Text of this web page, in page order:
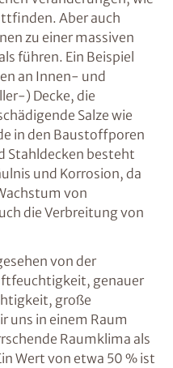
der Bausubstanz
die im Baustoff
Möglich
so genannter
das Wassers
thermischen
in Frostperioden
Reaktionen
des
hierfür sind
und
) Decke, die
Salze
in den
Bei Holz- und
die Gefahr von
nicht
von Sporen